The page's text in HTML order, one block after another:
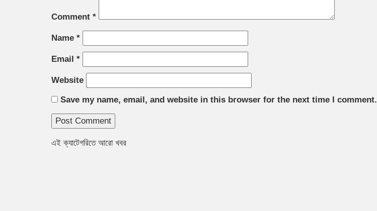
Comment *
Name *
Email *
Website
Save my name, email, and website in this browser for the next time I comment.
এই ক্যাটেগরিতে আরো খবর